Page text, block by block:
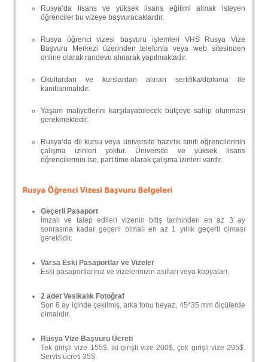
Rusya’da lisans ve yüksek lisans eğitimi almak isteyen
öğrenciler bu vizeye başvuracaklardır.
Rusya öğrenci vizesi başvuru işlemleri VHS Rusya Vize
Başvuru Merkezi üzerinden telefonla veya web sitesinden
online olarak randevu alınarak yapılmaktadır.
Okullardan ve kurslardan alınan sertifika/diploma ile
kanıtlanmalıdır.
Yaşam maliyetlerini karşılayabilecek bütçeye sahip olunması
gerekmektedir.
Rusya’da dil kursu veya üniversite hazırlık sınıfı öğrencilerinin
çalışma izinleri yoktur. Üniversite ve yüksek lisans
öğrencilerinin ise, part time olarak çalışma izinleri vardır.
Geçerli Pasaport
İmzalı ve talep edilen vizenin bitiş tarihinden en az 3 ay
sonrasına kadar geçerli olmalı en az 1 yıllık geçerli olması
gereklidir.
Varsa Eski Pasaportlar ve Vizeler
Eski pasaportlarınız ve vizelerinizin asılları veya kopyaları.
2 adet Vesikalık Fotoğraf
Son 6 ay içinde çekilmiş, arka fonu beyaz, 45*35 mm ölçülerde
olmalıdır.
Rusya Vize Başvuru Ücreti
Tek girişli vize 155$, iki girişli vize 200$, çok girişli vize 295$.
Servis ücreti 35$.